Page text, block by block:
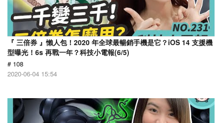
『 三倍券 』懶人包！2020 年全球最暢銷手機是它？iOS 14 支援機
型曝光！6s 再戰一年？科技小電報(6/5)
# 108
2020-06-04 15:54